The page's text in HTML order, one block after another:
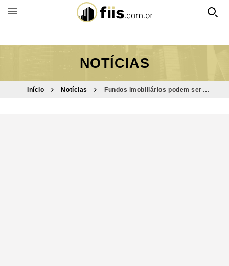
BUSCAR POR FUNDO
NOTÍCIAS
Início Notícias
Fundos imobiliários podem ser